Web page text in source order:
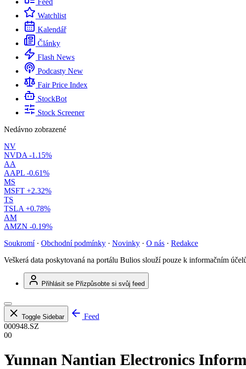
Feed
Watchlist
Kalendář
Články
Flash News
Podcasty New
Fair Price Index
StockBot
Stock Screener
Nedávno zobrazené
NV
NVDA -1.15%
AA
AAPL -0.61%
MS
MSFT +2.32%
TS
TSLA +0.78%
AM
AMZN -0.19%
Soukromí · Obchodní podmínky · Novinky · O nás · Redakce
Veškerá data poskytovaná na portálu Bulios slouží pouze k informačním
Přihlásit se Přizpůsobte si svůj feed
Toggle Sidebar
Feed
000948.SZ
00
Yunnan Nantian Electronics